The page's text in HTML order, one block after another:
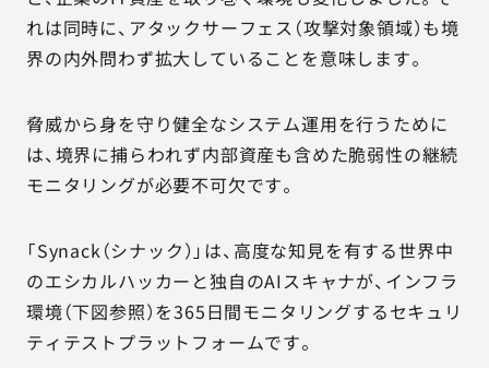
れは同時に、アタックサーフェス（攻撃対象領域）も境
界の内外問わず拡大していることを意味します。
脅威から身を守り健全なシステム運用を行うために
は、境界に捕らわれず内部資産も含めた脆弱性の継続
モニタリングが必要不可欠です。
「Synack（シナック）」は、高度な知見を有する世界中
のエシカルハッカーと独自のAIスキャナが、インフラ
環境（下図参照）を365日間モニタリングするセキュリ
ティテストプラットフォームです。